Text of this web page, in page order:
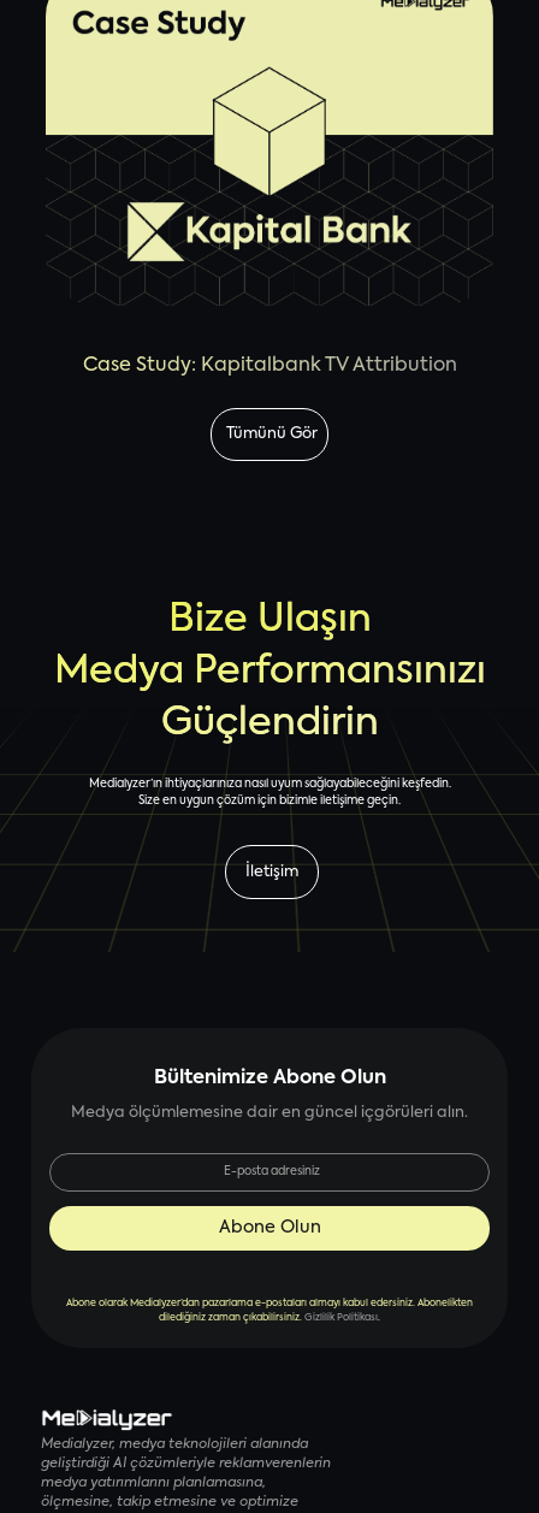
Case Study: Kapitalbank TV Attribution
Tümünü Gör
Bize Ulaşın
Medya Performansınızı
Güçlendirin
Medialyzer’ın ihtiyaçlarınıza nasıl uyum sağlayabileceğini keşfedin.
Size en uygun çözüm için bizimle iletişime geçin.
İletişim
Bültenimize Abone Olun
Medya ölçümlemesine dair en güncel içgörüleri alın.
Abone olarak Medialyzer’dan pazarlama e-postaları almayı kabul edersiniz. Abonelikten
dilediğiniz zaman çıkabilirsiniz. Gizlilik Politikası.
Medialyzer, medya teknolojileri alanında
geliştirdiği AI çözümleriyle reklamverenlerin
medya yatırımlarını planlamasına,
ölçmesine, takip etmesine ve optimize